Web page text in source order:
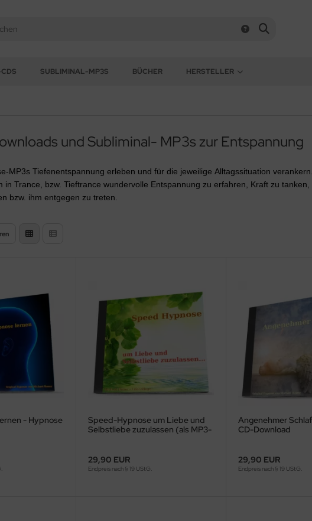
SUBLIMINAL-MP3S BÜCHER HERSTELLER
und Subliminal- MP3s zur Entspannung
MP3s Tiefenentspannung erleben und für die jeweilige Alltagssituation verankern.
in Trance, bzw. Tieftrance wundervolle Entspannung zu erfahren, Kraft zu
bzw. ihm entgegen zu treten.
- Hypnose
Speed-Hypnose um Liebe und
Selbstliebe zuzulassen (als MP3-
29,90 EUR
Endpreis nach § 19 UStG.
Angenehmer
CD-Download
29,90 EUR
Endpreis nach § 19 UStG.